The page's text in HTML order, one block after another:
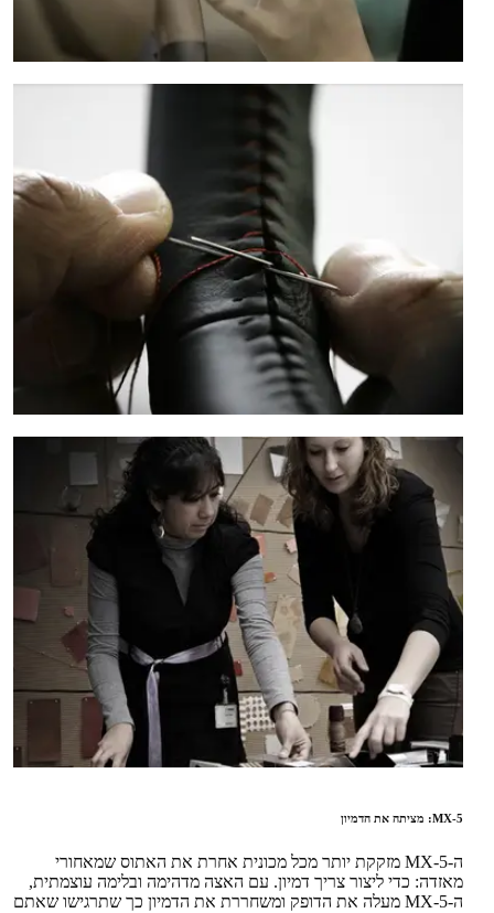
MX-5: מציתה את הדמיון
ה-MX-5 מזקקת יותר מכל מכונית אחרת את האתוס שמאחורי
מאזדה: כדי ליצור צריך דמיון. עם האצה מדהימה ובלימה עוצמתית,
ה-MX-5 מעלה את הדופק ומשחררת את הדמיון כך שתרגישו שאתם